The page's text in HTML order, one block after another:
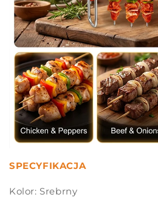
SPECYFIKACJA
Kolor: Srebrny